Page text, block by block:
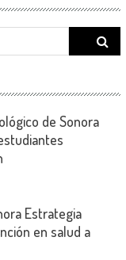
Search
for:
de Sonora
Estrategia
en salud a